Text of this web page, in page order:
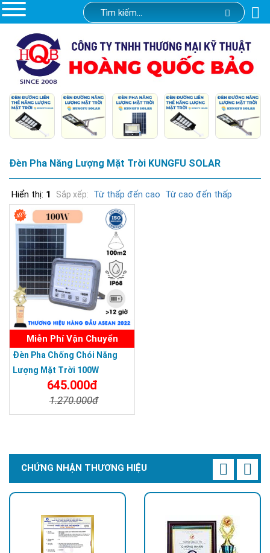
Đèn Pha Năng Lượng Mặt Trời KUNGFU SOLAR
Hiển thị: 1 Sắp xếp: Từ thấp đến cao Từ cao đến thấp
49%
Miễn Phí Vận Chuyển
Đèn Pha Chống Chói Năng
Lượng Mặt Trời 100W
645.000đ
1.270.000đ
CHỨNG NHẬN THƯƠNG HIỆU